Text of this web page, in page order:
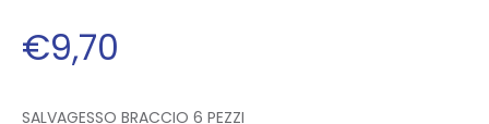
€9,70
SALVAGESSO BRACCIO 6 PEZZI